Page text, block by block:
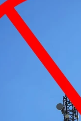
Executare silita
persoanei juridice